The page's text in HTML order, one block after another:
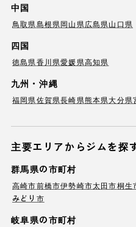
中国
鳥取県島根県岡山県広島県山口県
四国
徳島県香川県愛媛県高知県
九州・沖縄
福岡県佐賀県長崎県熊本県大分県
主要エリアからジムを探
群馬県の市町村
高崎市前橋市伊勢崎市太田市桐生
みどり市
岐阜県の市町村